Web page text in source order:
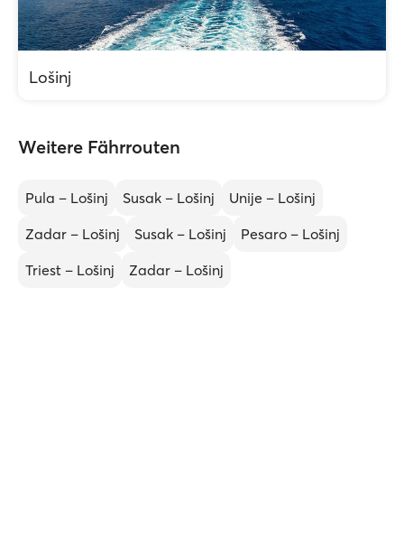
Lošinj
Weitere Fährrouten
Pula – Lošinj Susak – Lošinj
Unije – Lošinj
Zadar – Lošinj
Susak – Lošinj
Pesaro – Lošinj
Triest – Lošinj
Zadar – Lošinj